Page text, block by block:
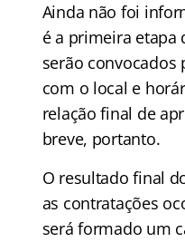
Ainda não foi
é a primeira etapa
serão convocados
com o local e
relação final de
breve, portanto.
O resultado final
as contratações
será formado um